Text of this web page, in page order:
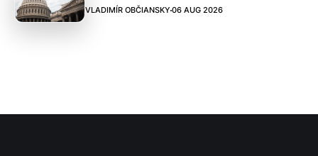
VLADIMÍR OBČIANSKY 06 AUG 2026